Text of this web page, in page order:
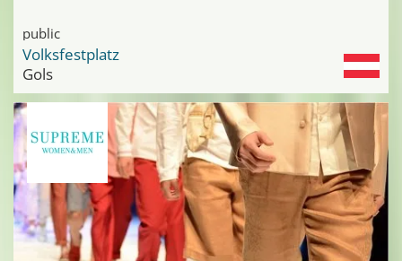
public
Volksfestplatz
Gols